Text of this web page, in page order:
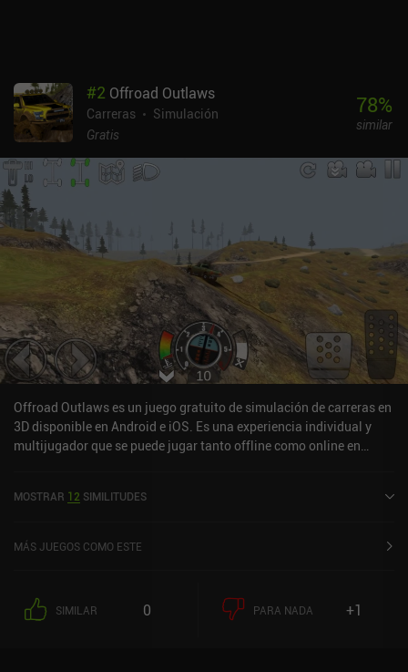
conseguir mejores piezas, cajas de botín e incluso coches enteros.
El juego en sí es genial, pero la monetización es terrible. Dicho
esto, solo jugar a la campaña ofrece una experiencia bastante
sólida para los fans de los juegos de carreras de derrapes.
#2 Offroad Outlaws
Carreras
Simulación
Gratis
78%
similar
Offroad Outlaws es un juego gratuito de simulación de carreras en
3D disponible en Android e iOS. Es una experiencia individual y
multijugador que se puede jugar tanto offline como online en
2017 y tiene una valoración actual de 4,4 sobre 5,0 en Google Play
MOSTRAR 12 SIMILITUDES
MÁS JUEGOS COMO ESTE
SIMILAR 0 PARA NADA +1